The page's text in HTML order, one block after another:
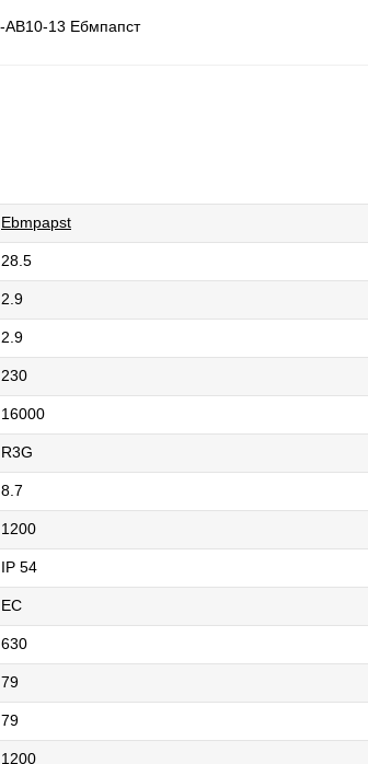
Ebmpapst
28.5
2.9
2.9
230
16000
R3G
8.7
1200
IP 54
EC
630
79
79
1200